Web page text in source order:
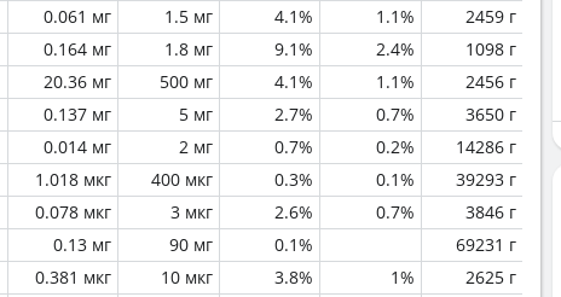
0.061 мг 1.5 мг 4.1% 1.1%
2459 г
0.164 мг 1.8 мг 9.1% 2.4%
1098 г
20.36 мг 500 мг 4.1% 1.1%
2456 г
0.137 мг 5 мг 2.7% 0.7%
3650 г
0.014 мг 2 мг 0.7% 0.2%
14286 г
1.018 мкг 400 мкг 0.3% 0.1%
39293 г
0.078 мкг 3 мкг 2.6% 0.7%
3846 г
0.13 мг 90 мг 0.1%
69231 г
0.381 мкг 10 мкг 3.8% 1%
2625 г